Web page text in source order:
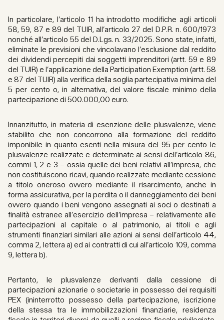
In particolare, l’articolo 11 ha introdotto modifiche agli articoli
58, 59, 87 e 89 del TUIR, all’articolo 27 del D.P.R. n. 600/1973
nonché all’articolo 55 del D.Lgs. n. 33/2025. Sono state, infatti,
eliminate le previsioni che vincolavano l’esclusione dal reddito
dei dividendi percepiti dai soggetti imprenditori (artt. 59 e 89
del TUIR) e l’applicazione della Participation Exemption (artt. 58
e 87 del TUIR) alla verifica della soglia partecipativa minima del
5 per cento o, in alternativa, del valore fiscale minimo della
partecipazione di 500.000,00 euro.
Innanzitutto, in materia di esenzione delle plusvalenze, viene
stabilito che non concorrono alla formazione del reddito
imponibile in quanto esenti nella misura del 95 per cento le
plusvalenze realizzate e determinate ai sensi dell’articolo 86,
commi 1, 2 e 3 – ossia quelle dei beni relativi all’impresa, che
non costituiscono ricavi, quando realizzate mediante cessione
a titolo oneroso ovvero mediante il risarcimento, anche in
forma assicurativa, per la perdita o il danneggiamento dei beni
ovvero quando i beni vengono assegnati ai soci o destinati a
finalità estranee all’esercizio dell’impresa – relativamente alle
partecipazioni al capitale o al patrimonio, ai titoli e agli
strumenti finanziari similari alle azioni ai sensi dell’articolo 44,
comma 2, lettera a) ed ai contratti di cui all’articolo 109, comma
9, lettera b).
Pertanto, le plusvalenze derivanti dalla cessione di
partecipazioni azionarie o societarie in possesso dei requisiti
PEX (ininterrotto possesso della partecipazione, iscrizione
della stessa tra le immobilizzazioni finanziarie, residenza